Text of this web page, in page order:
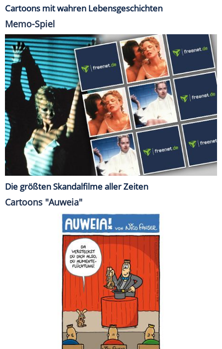
Cartoons mit wahren Lebensgeschichten
Memo-Spiel
Die größten Skandalfilme aller Zeiten
Cartoons "Auweia"